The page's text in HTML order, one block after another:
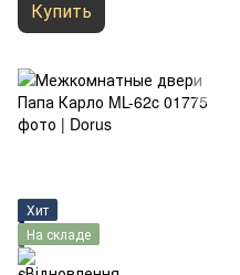
Купить
Хит
На складе